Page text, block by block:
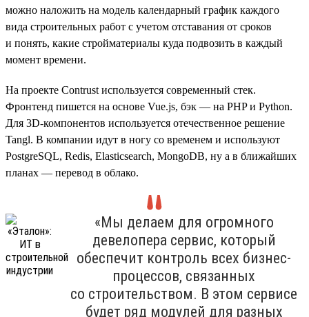
можно наложить на модель календарный график каждого
вида строительных работ с учетом отставания от сроков
и понять, какие стройматериалы куда подвозить в каждый
момент времени.
На проекте Contrust используется современный стек.
Фронтенд пишется на основе Vue.js, бэк — на PHP и Python.
Для 3D-компонентов используется отечественное решение
Tangl. В компании идут в ногу со временем и используют
PostgreSQL, Redis, Elasticsearch, MongoDB, ну а в ближайших
планах — перевод в облако.
«Мы делаем для огромного
девелопера сервис, который
обеспечит контроль всех бизнес-
процессов, связанных
со строительством. В этом сервисе
будет ряд модулей для разных